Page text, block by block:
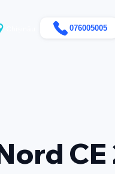
076005005
CE